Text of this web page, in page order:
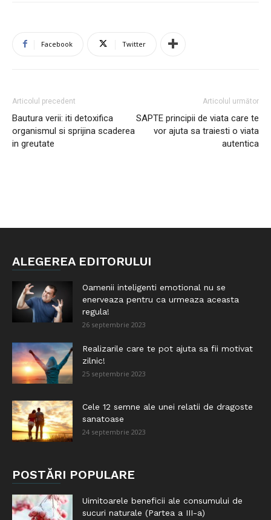
Facebook Twitter
Articolul precedent
Bautura verii: iti detoxifica
organismul si sprijina scaderea
in greutate
Articolul următor
SAPTE principii de viata care te
vor ajuta sa traiesti o viata
autentica
ALEGEREA EDITORULUI
Oamenii inteligenti emotional nu se
enerveaza pentru ca urmeaza aceasta
regula!
26 septembrie 2023
Realizarile care te pot ajuta sa fii motivat
zilnic!
25 septembrie 2023
Cele 12 semne ale unei relatii de dragoste
sanatoase
24 septembrie 2023
POSTĂRI POPULARE
Uimitoarele beneficii ale consumului de
sucuri naturale (Partea a III-a)